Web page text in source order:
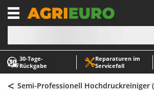
30‑Tage-
Rückgabe
Reparaturen im
Servicefall
-1
A
Abbeermaschinen -
Abfüllgeräte
A
ABAC
AgriEuro Premium
< Semi-Professionell Hochdruckreiniger